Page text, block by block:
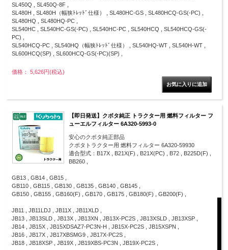
SL450Q , SL450Q-8F ,
SL480H , SL480H（幅狭ﾄﾚｯﾄﾞ仕様） , SL480HC-GS , SL480HCQ-GS(-PC) ,
SL480HQ , SL480HQ-PC ,
SL540HC , SL540HC-GS(-PC) , SL540HC-PC , SL540HCQ , SL540HCQ-GS(-
PC) ,
SL540HCQ-PC , SL540HQ（幅狭ﾄﾚｯﾄﾞ仕様） , SL540HQ-WT , SL540H-WT ,
SL600HCQ(SP) , SL600HCQ-GS(-PC)(SP) ,
価格： 5,626円(税込)
【即日発送】クボタ純正 トラクター用 燃料フィルター フ
ューエルフィルター 6A320-5993-0
安心のクボタ純正部品
クボタトラクター用 燃料フィルター 6A320-59930
適合型式：B17X , B21X(F) , B21X(PC) , B72 , B225D(F) ,
BB260 ,
GB13 , GB14 , GB15 ,
GB110 , GB115 , GB130 , GB135 , GB140 , GB145 ,
GB150 , GB155 , GB160(F) , GB170 , GB175 , GB180(F) , GB200(F) ,
JB11 , JB11LDJ , JB11X , JB11XLD ,
JB13 , JB13SLD , JB13X , JB13XN , JB13X-PC2S , JB13XSLD , JB13XSP ,
JB14 , JB15X , JB15XDSAZ7-PC3N-H , JB15X-PC2S , JB15XSPN ,
JB16 , JB17X , JB17XBSMG9 , JB17X-PC2S ,
JB18 , JB18XSP , JB19X , JB19XBS-PC3N , JB19X-PC2S ,